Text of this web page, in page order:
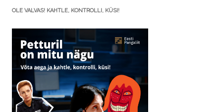
OLE VALVAS! KAHTLE, KONTROLLI, KÜSI!